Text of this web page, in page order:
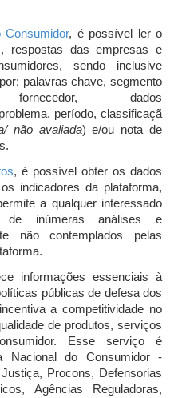
Consumidor, é possível ler o
respostas das empresas e
sendo inclusive
palavras chave, segmento
dados
período, classificaçã
não avaliada) e/ou nota de
, é possível obter os dados
indicadores da plataforma,
a qualquer interessado
de inúmeras análises e
não contemplados pelas
informações essenciais à
públicas de defesa dos
a competitividade no
de produtos, serviços
Esse serviço é
Nacional do Consumidor -
Procons, Defensorias
Agências Reguladoras,